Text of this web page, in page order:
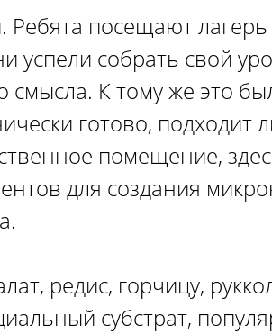
Ребята посещают
собрать свой
К тому же это
готово, подходит
помещение,
для создания
редис, горчицу,
субстрат,